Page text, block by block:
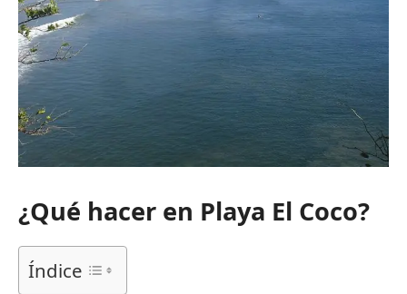
¿Qué hacer en Playa El Coco?
Índice